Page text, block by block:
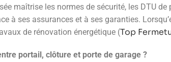
maîtrise les normes de sécurité, les DTU
à ses assurances et à ses garanties.
de rénovation énergétique (Top
portail, clôture et porte de garage ?